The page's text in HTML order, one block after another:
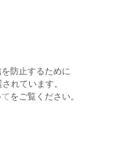
防止するために
れています。
をご覧ください。